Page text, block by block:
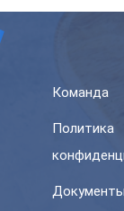
Команда
Политика
Документы